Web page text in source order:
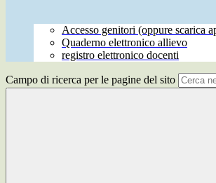
Accesso genitori (oppure scarica
Quaderno elettronico allievo
registro elettronico docenti
Campo di ricerca per le pagine del sito